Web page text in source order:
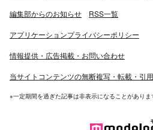
編集部からのお知らせ RSS一覧
アプリケーションプライバシーポリシー
情報提供・広告掲載・お問い合わせ
当サイトコンテンツの無断複写・転載・引
※一定期間を過ぎた記事は非表示になることがありま